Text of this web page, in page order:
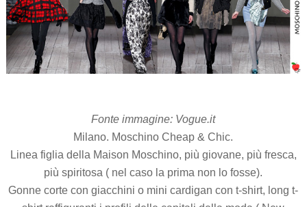
Fonte immagine: Vogue.it
Milano. Moschino Cheap & Chic.
Linea figlia della Maison Moschino, più giovane, più fresca,
più spiritosa ( nel caso la prima non lo fosse).
Gonne corte con giacchini o mini cardigan con t-shirt, long t-